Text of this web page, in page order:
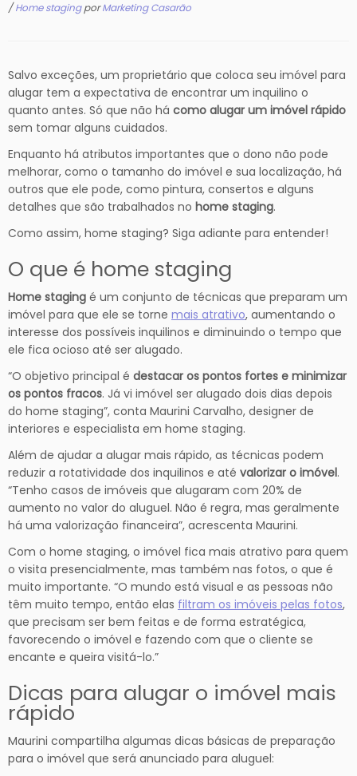
/Home stagingporMarketing Casarão
Salvo exceções, um proprietário que coloca seu imóvel para
alugar tem a expectativa de encontrar um inquilino o
quanto antes. Só que não há como alugar um imóvel rápido
sem tomar alguns cuidados.
Enquanto há atributos importantes que o dono não pode
melhorar, como o tamanho do imóvel e sua localização, há
outros que ele pode, como pintura, consertos e alguns
detalhes que são trabalhados no home staging.
Como assim, home staging? Siga adiante para entender!
O que é home staging
Home staging é um conjunto de técnicas que preparam um
imóvel para que ele se torne mais atrativo, aumentando o
interesse dos possíveis inquilinos e diminuindo o tempo que
ele fica ocioso até ser alugado.
“O objetivo principal é destacar os pontos fortes e minimizar
os pontos fracos. Já vi imóvel ser alugado dois dias depois
do home staging”, conta Maurini Carvalho, designer de
interiores e especialista em home staging.
Além de ajudar a alugar mais rápido, as técnicas podem
reduzir a rotatividade dos inquilinos e até valorizar o imóvel.
“Tenho casos de imóveis que alugaram com 20% de
aumento no valor do aluguel. Não é regra, mas geralmente
há uma valorização financeira”, acrescenta Maurini.
Com o home staging, o imóvel fica mais atrativo para quem
o visita presencialmente, mas também nas fotos, o que é
muito importante. “O mundo está visual e as pessoas não
têm muito tempo, então elas filtram os imóveis pelas fotos,
que precisam ser bem feitas e de forma estratégica,
favorecendo o imóvel e fazendo com que o cliente se
encante e queira visitá-lo.”
Dicas para alugar o imóvel mais
rápido
Maurini compartilha algumas dicas básicas de preparação
para o imóvel que será anunciado para aluguel: